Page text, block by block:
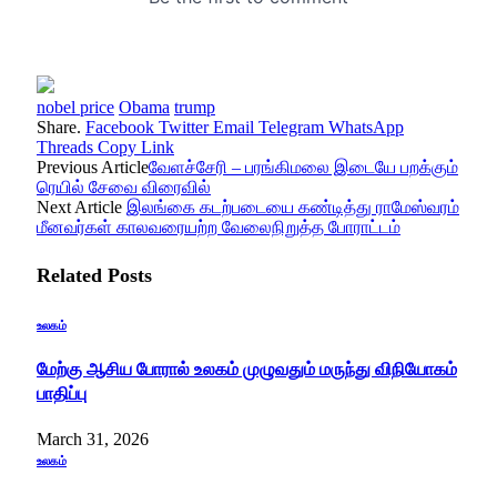
nobel price Obama trump
Share. Facebook Twitter Email Telegram WhatsApp
Threads Copy Link
Previous Articleவேளச்சேரி – பரங்கிமலை இடையே பறக்கும்
ரெயில் சேவை விரைவில்
Next Article இலங்கை கடற்படையை கண்டித்து ராமேஸ்வரம்
மீனவர்கள் காலவரையற்ற வேலைநிறுத்த போராட்டம்
Related Posts
உலகம்
மேற்கு ஆசிய போரால் உலகம் முழுவதும் மருந்து விநியோகம்
பாதிப்பு
March 31, 2026
உலகம்